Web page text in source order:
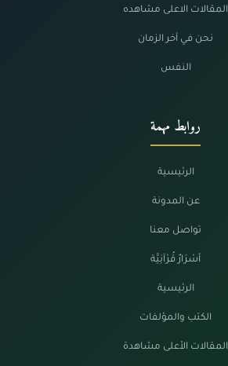
المقالات الاعلى مشاهده
نحن في آخر الزمان
النفس
روابط مهمة
الرئيسية
عن المدونة
تواصل معنا
أسْرَارٌ قُرْآنِيَّة
الرئيسية
الكتب والمؤلفات
المقالات الأعلى مشاهدة